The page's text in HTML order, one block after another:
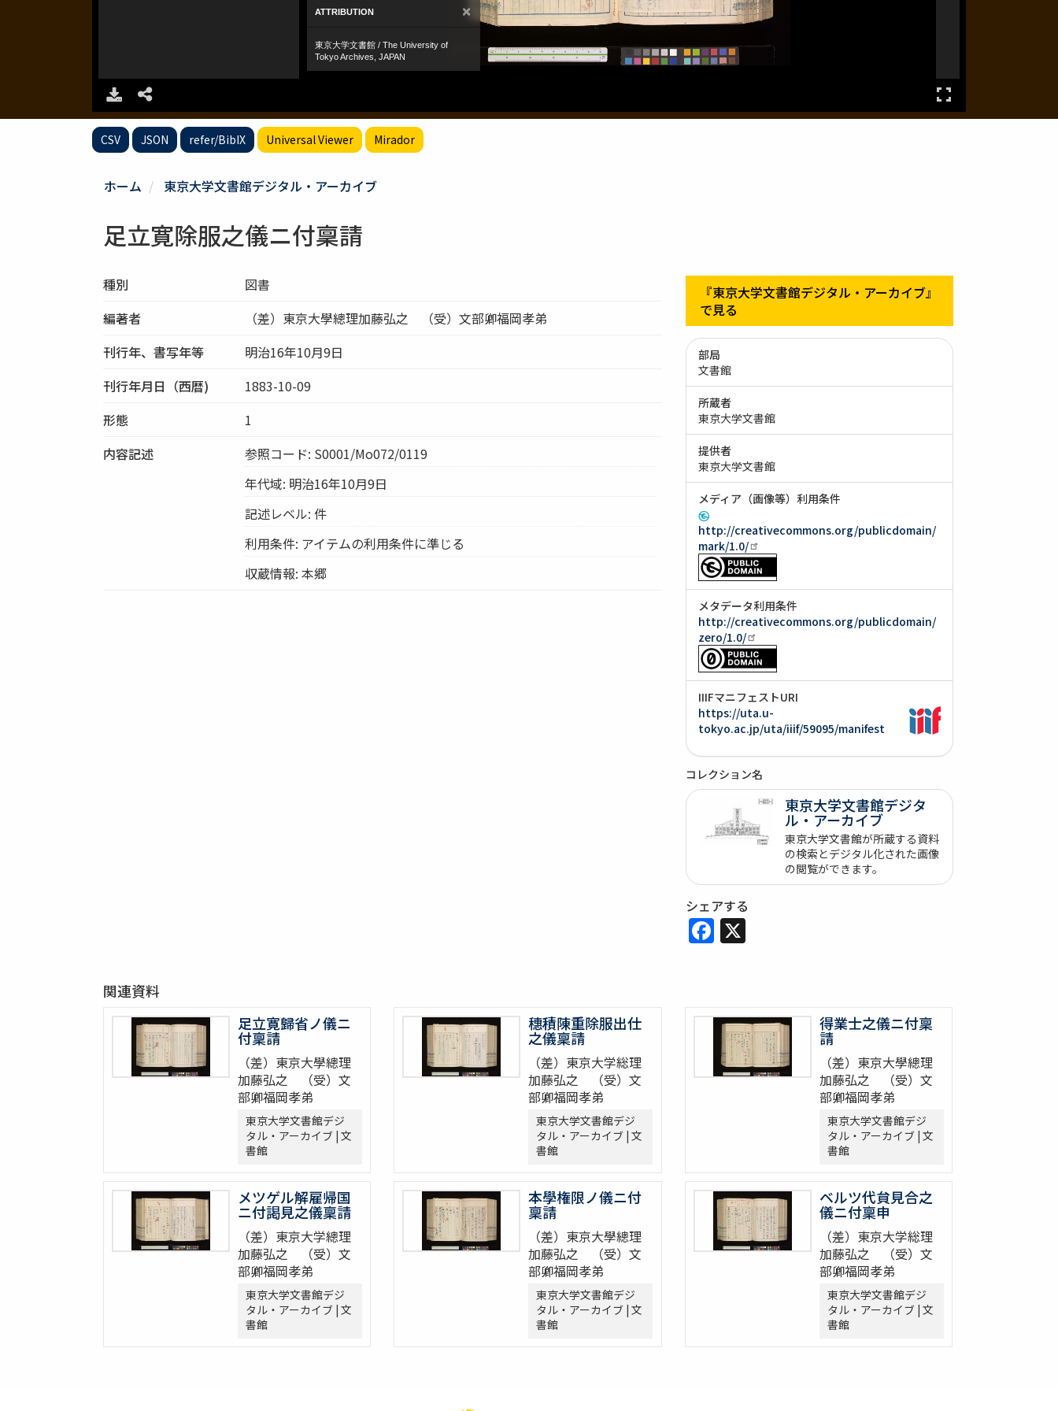
CSV JSON refer/BibIX Universal Viewer Mirador
ホーム 東京大学文書館デジタル・アーカイブ
足立寛除服之儀ニ付稟請
種別
図書
編著者
（差）東京大學總理加藤弘之 （受）文部卿福岡孝弟
刊行年、書写年等
明治16年10月9日
刊行年月日（西暦)
1883-10-09
形態
1
内容記述
参照コード: S0001/Mo072/0119
年代域: 明治16年10月9日
記述レベル: 件
利用条件: アイテムの利用条件に準じる
収蔵情報: 本郷
『東京大学文書館デジタル・アーカイブ』
で見る
部局
文書館
所蔵者
東京大学文書館
提供者
東京大学文書館
メディア（画像等）利用条件
http://creativecommons.org/publicdomain/
mark/1.0/
メタデータ利用条件
http://creativecommons.org/publicdomain/
zero/1.0/
IIIFマニフェストURI
https://uta.u-
tokyo.ac.jp/uta/iiif/59095/manifest
コレクション名
東京大学文書館デジタ
ル・アーカイブ
東京大学文書館が所蔵する資料
の検索とデジタル化された画像
の閲覧ができます。
シェアする
Facebook
X
関連資料
足立寛歸省ノ儀ニ
付稟請
（差）東京大學總理
加藤弘之 （受）文
部卿福岡孝弟
東京大学文書館デジ
タル・アーカイブ | 文
書館
穗積陳重除服出仕
之儀稟請
（差）東京大学総理
加藤弘之 （受）文
部卿福岡孝弟
東京大学文書館デジ
タル・アーカイブ | 文
書館
得業士之儀ニ付稟
請
（差）東京大學總理
加藤弘之 （受）文
部卿福岡孝弟
東京大学文書館デジ
タル・アーカイブ | 文
書館
メツゲル解雇帰国
ニ付謁見之儀稟請
（差）東京大学總理
加藤弘之 （受）文
部卿福岡孝弟
東京大学文書館デジ
タル・アーカイブ | 文
書館
本學権限ノ儀ニ付
稟請
（差）東京大學總理
加藤弘之 （受）文
部卿福岡孝弟
東京大学文書館デジ
タル・アーカイブ | 文
書館
ベルツ代貟見合之
儀ニ付稟申
（差）東京大学総理
加藤弘之 （受）文
部卿福岡孝弟
東京大学文書館デジ
タル・アーカイブ | 文
書館